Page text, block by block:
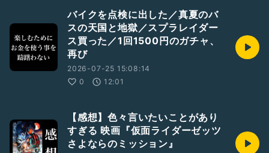
バイクを点検に出した／真夏のバ
スの天国と地獄／スプラレイダー
ス買った／1回1500円のガチャ、
再び
2026-07-25 15:08:14
0
12:01
【感想】色々言いたいことがあり
すぎる 映画『仮面ライダーゼッツ
さよならのミッション』